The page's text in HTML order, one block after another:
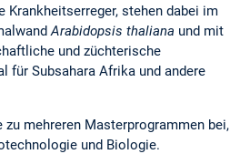
Krankheitserreger, stehen dabei im
Arabidopsis thaliana und mit
und züchterische
für Subsahara Afrika und andere
mehreren Masterprogrammen bei,
und Biologie.